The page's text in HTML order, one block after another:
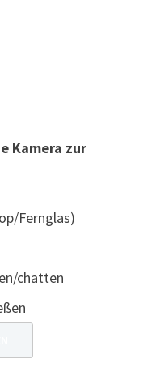
Kamera zur
Fernglas)
chatten